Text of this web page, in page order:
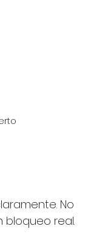
No
bloqueo real.